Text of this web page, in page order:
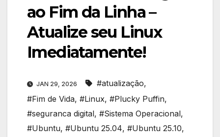
ao Fim da Linha –
Atualize seu Linux
Imediatamente!
JAN 29, 2026 #atualização,
#Fim de Vida, #Linux, #Plucky Puffin,
#seguranca digital, #Sistema Operacional,
#Ubuntu, #Ubuntu 25.04, #Ubuntu 25.10,